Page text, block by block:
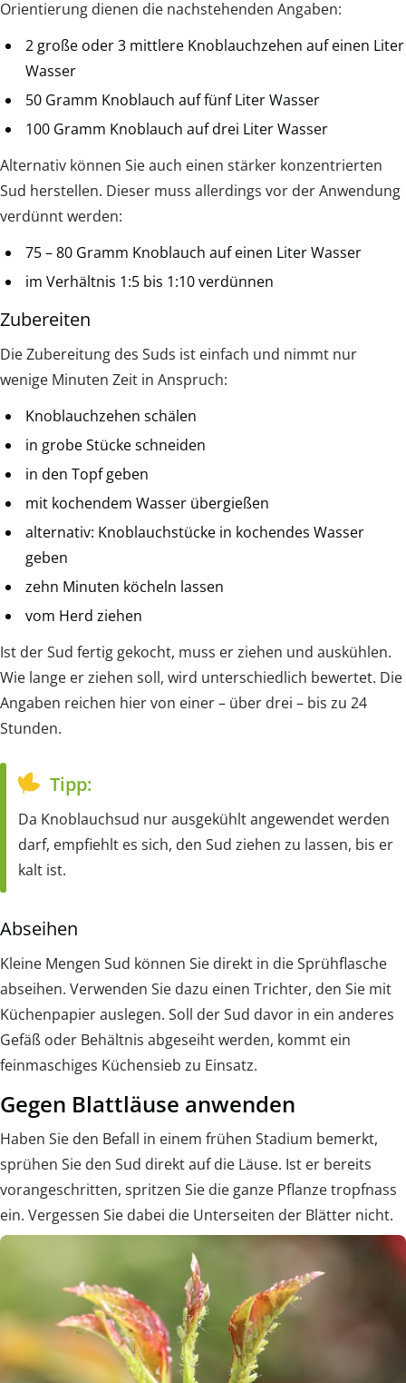
Orientierung dienen die nachstehenden Angaben:
2 große oder 3 mittlere Knoblauchzehen auf einen Liter
Wasser
50 Gramm Knoblauch auf fünf Liter Wasser
100 Gramm Knoblauch auf drei Liter Wasser
Alternativ können Sie auch einen stärker konzentrierten
Sud herstellen. Dieser muss allerdings vor der Anwendung
verdünnt werden:
75 – 80 Gramm Knoblauch auf einen Liter Wasser
im Verhältnis 1:5 bis 1:10 verdünnen
Zubereiten
Die Zubereitung des Suds ist einfach und nimmt nur
wenige Minuten Zeit in Anspruch:
Knoblauchzehen schälen
in grobe Stücke schneiden
in den Topf geben
mit kochendem Wasser übergießen
alternativ: Knoblauchstücke in kochendes Wasser
geben
zehn Minuten köcheln lassen
vom Herd ziehen
Ist der Sud fertig gekocht, muss er ziehen und auskühlen.
Wie lange er ziehen soll, wird unterschiedlich bewertet. Die
Angaben reichen hier von einer – über drei – bis zu 24
Stunden.
Tipp:
Da Knoblauchsud nur ausgekühlt angewendet werden
darf, empfiehlt es sich, den Sud ziehen zu lassen, bis er
kalt ist.
Abseihen
Kleine Mengen Sud können Sie direkt in die Sprühflasche
abseihen. Verwenden Sie dazu einen Trichter, den Sie mit
Küchenpapier auslegen. Soll der Sud davor in ein anderes
Gefäß oder Behältnis abgeseiht werden, kommt ein
feinmaschiges Küchensieb zu Einsatz.
Gegen Blattläuse anwenden
Haben Sie den Befall in einem frühen Stadium bemerkt,
sprühen Sie den Sud direkt auf die Läuse. Ist er bereits
vorangeschritten, spritzen Sie die ganze Pflanze tropfnass
ein. Vergessen Sie dabei die Unterseiten der Blätter nicht.